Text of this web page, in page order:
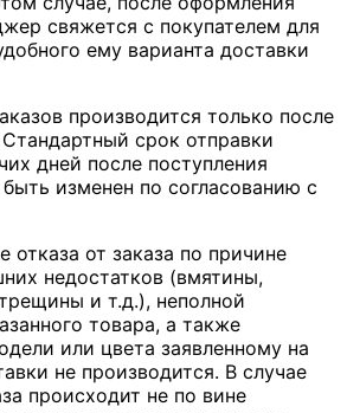
свяжется с покупателем для
ему варианта доставки
производится только после
срок отправки
дней после поступления
изменен по согласованию с
отказа от заказа по причине
недостатков (вмятины,
и т.д.), неполной
товара, а также
или цвета заявленному на
не производится. В случае
происходит не по вине